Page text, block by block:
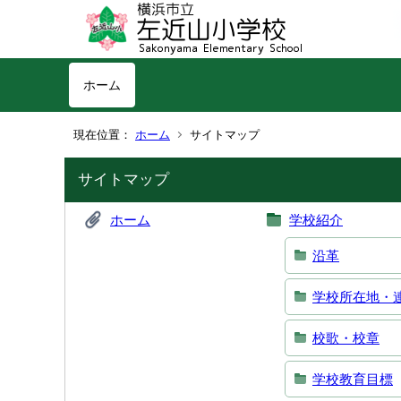
ホーム
現在位置： ホーム サイトマップ
サイトマップ
ホーム 学校紹介
沿革
学校所在地・
校歌・校章
学校教育目標